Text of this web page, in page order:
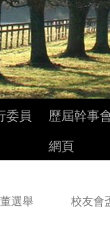
委員
歷屆幹事
網頁
選舉
校友會